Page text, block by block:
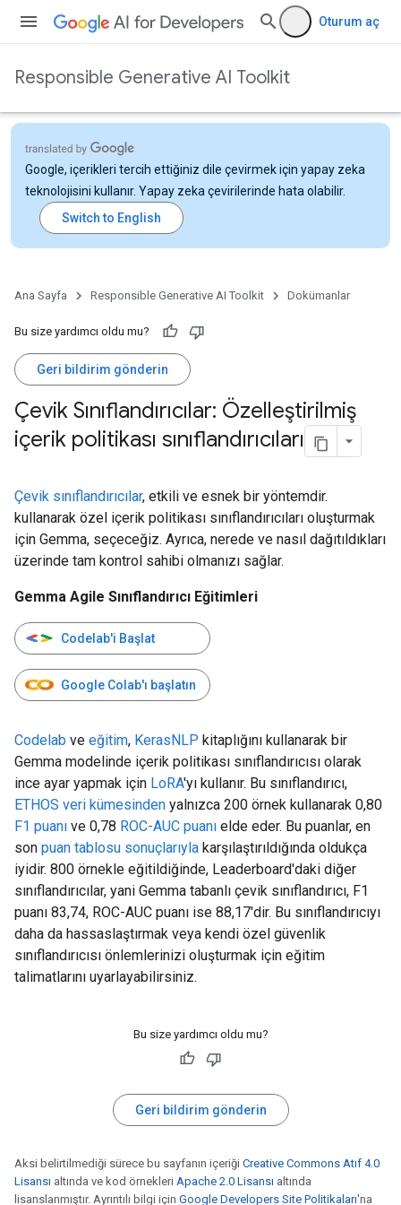
Oturum aç
Responsible Generative AI Toolkit
Google, içerikleri tercih ettiğiniz dile çevirmek için yapay zeka
teknolojisini kullanır. Yapay zeka çevirilerinde hata olabilir.
Ana Sayfa Responsible Generative AI Toolkit Dokümanlar
Bu size yardımcı oldu mu?
Geri bildirim gönderin
Çevik Sınıflandırıcılar: Özelleştirilmiş
içerik politikası sınıflandırıcıları
Çevik sınıflandırıcılar, etkili ve esnek bir yöntemdir.
kullanarak özel içerik politikası sınıflandırıcıları oluşturmak
için Gemma, seçeceğiz. Ayrıca, nerede ve nasıl dağıtıldıkları
üzerinde tam kontrol sahibi olmanızı sağlar.
Gemma Agile Sınıflandırıcı Eğitimleri
Codelab'i Başlat
Google Colab'ı başlatın
Codelab ve eğitim, KerasNLP kitaplığını kullanarak bir
Gemma modelinde içerik politikası sınıflandırıcısı olarak
ince ayar yapmak için LoRA'yı kullanır. Bu sınıflandırıcı,
ETHOS veri kümesinden yalnızca 200 örnek kullanarak 0,80
F1 puanı ve 0,78 ROC-AUC puanı elde eder. Bu puanlar, en
son puan tablosu sonuçlarıyla karşılaştırıldığında oldukça
iyidir. 800 örnekle eğitildiğinde, Leaderboard'daki diğer
sınıflandırıcılar, yani Gemma tabanlı çevik sınıflandırıcı, F1
puanı 83,74, ROC-AUC puanı ise 88,17'dir. Bu sınıflandırıcıyı
daha da hassaslaştırmak veya kendi özel güvenlik
sınıflandırıcısı önlemlerinizi oluşturmak için eğitim
talimatlarını uyarlayabilirsiniz.
Bu size yardımcı oldu mu?
Geri bildirim gönderin
Aksi belirtilmediği sürece bu sayfanın içeriği Creative Commons Atıf 4.0
Lisansı altında ve kod örnekleri Apache 2.0 Lisansı altında
lisanslanmıştır. Ayrıntılı bilgi için Google Developers Site Politikaları'na